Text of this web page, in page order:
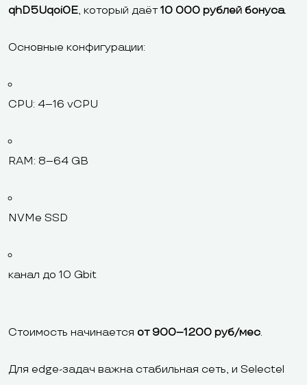
qhD5Uqoi0E, который даёт10 000 рублей бонуса.
Основные конфигурации:
CPU: 4–16 vCPU
RAM: 8–64 GB
NVMe SSD
канал до 10 Gbit
Стоимость начинается от 900–1200 руб/мес.
Для edge-задач важна стабильная сеть, и Selectel